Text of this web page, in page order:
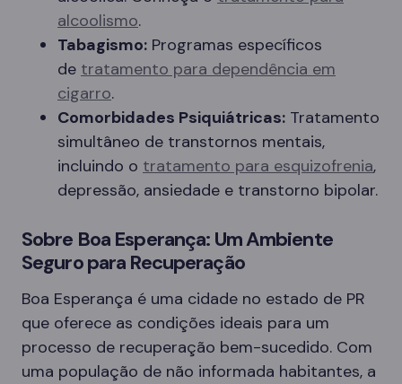
alcoolismo.
Tabagismo: Programas específicos
de tratamento para dependência em
cigarro.
Comorbidades Psiquiátricas: Tratamento
simultâneo de transtornos mentais,
incluindo o tratamento para esquizofrenia,
depressão, ansiedade e transtorno bipolar.
Sobre Boa Esperança: Um Ambiente
Seguro para Recuperação
Boa Esperança é uma cidade no estado de PR
que oferece as condições ideais para um
processo de recuperação bem-sucedido. Com
uma população de não informada habitantes, a